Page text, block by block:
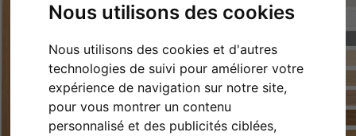
Nous utilisons des cookies
Nous utilisons des cookies et d'autres
technologies de suivi pour améliorer votre
expérience de navigation sur notre site,
pour vous montrer un contenu
personnalisé et des publicités ciblées,
Retour